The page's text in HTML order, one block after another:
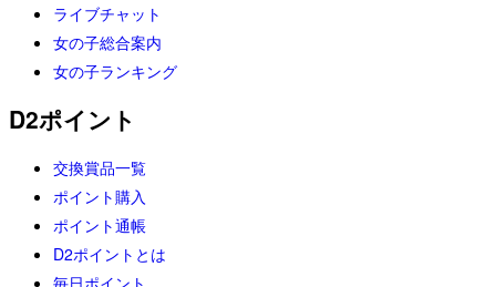
ライブチャット
女の子総合案内
女の子ランキング
D2ポイント
交換賞品一覧
ポイント購入
ポイント通帳
D2ポイントとは
毎日ポイント